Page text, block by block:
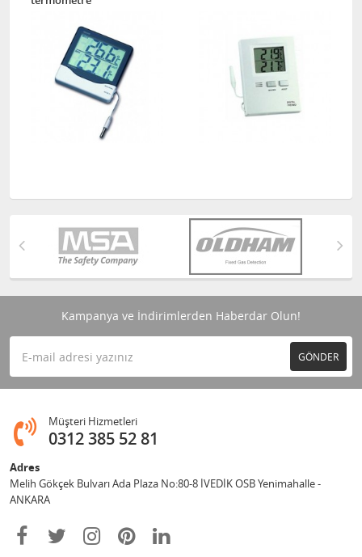
Kampanya ve İndirimlerden Haberdar Olun!
GÖNDER
Müşteri Hizmetleri
0312 385 52 81
Adres
Melih Gökçek Bulvarı Ada Plaza No:80-8 İVEDİK OSB Yenimahalle -
ANKARA